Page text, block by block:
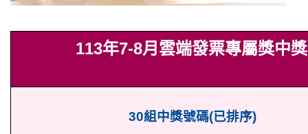
113年7-8月雲端發票專屬獎中
30組中獎號碼(已排序)